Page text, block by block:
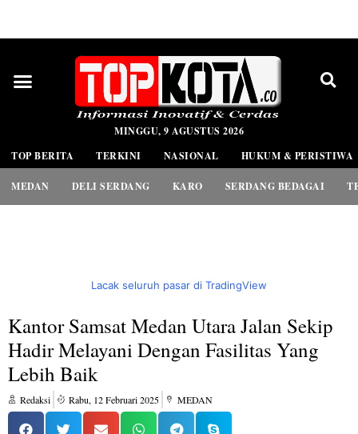
MINGGU, 9 AGUSTUS 2026
TOP BERITA
TERKINI NASIONAL HUKUM & PERISTIWA
MEDAN DELI SERDANG KARO SERDANG BEDAGAI
Lacak seluruh pasar di TradingView
Kantor Samsat Medan Utara Jalan Sekip
Hadir Melayani Dengan Fasilitas Yang
Lebih Baik
Redaksi Rabu, 12 Februari 2025 MEDAN